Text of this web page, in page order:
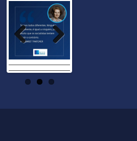
Previo
us